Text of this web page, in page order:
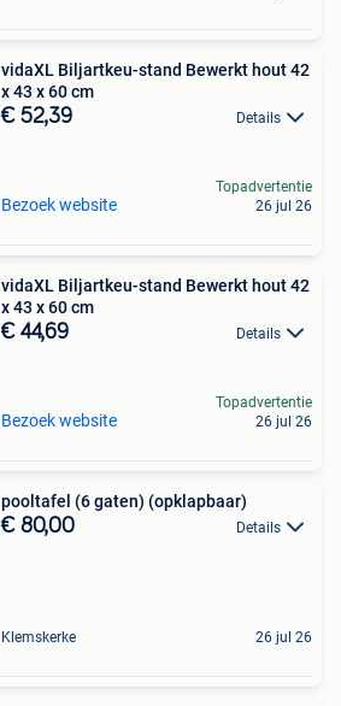
vidaXL Biljartkeu-stand Bewerkt hout 42
x 43 x 60 cm
€ 52,39 Details
Bezoek website
Topadvertentie
26 jul 26
vidaXL Biljartkeu-stand Bewerkt hout 42
x 43 x 60 cm
€ 44,69 Details
Bezoek website
Topadvertentie
26 jul 26
pooltafel (6 gaten) (opklapbaar)
€ 80,00 Details
Klemskerke 26 jul 26